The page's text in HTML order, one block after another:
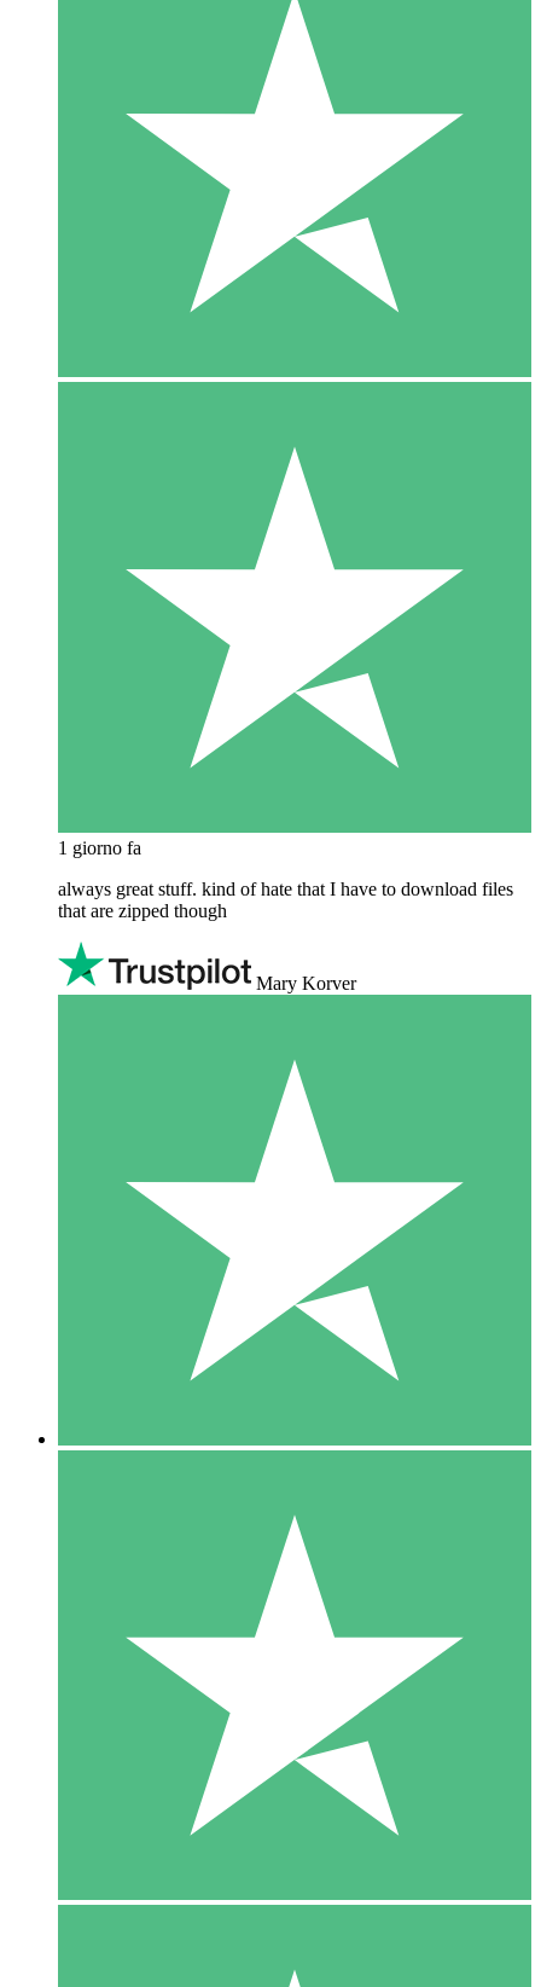
1 giorno fa
always great stuff. kind of hate that I have to download files
that are zipped though
Mary Korver